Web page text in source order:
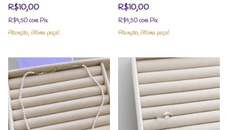
R$10,00
R$9,50com Pix
Atenção, última peça!
R$10,00
R$9,50com Pix
Atenção, última peça!